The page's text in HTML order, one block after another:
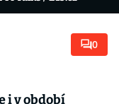
0
i v období